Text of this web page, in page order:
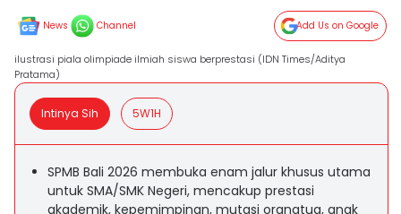
News Channel Add Us on Google
ilustrasi piala olimpiade ilmiah siswa berprestasi (IDN Times/Aditya
Pratama)
Intinya Sih 5W1H
SPMB Bali 2026 membuka enam jalur khusus utama
untuk SMA/SMK Negeri, mencakup prestasi
akademik, kepemimpinan, mutasi orangtua, anak